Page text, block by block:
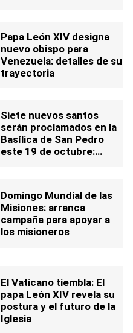
Papa León XIV designa
nuevo obispo para
Venezuela: detalles de su
trayectoria
Siete nuevos santos
serán proclamados en la
Basílica de San Pedro
este 19 de octubre:
Domingo Mundial de las
Misiones: arranca
campaña para apoyar a
los misioneros
El Vaticano tiembla: El
papa León XIV revela su
postura y el futuro de la
Iglesia